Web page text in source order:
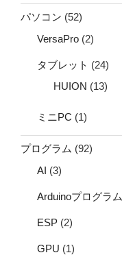
パソコン (52)
VersaPro (2)
タブレット (24)
HUION (13)
ミニPC (1)
プログラム (92)
AI (3)
Arduinoプログラム
ESP (2)
GPU (1)